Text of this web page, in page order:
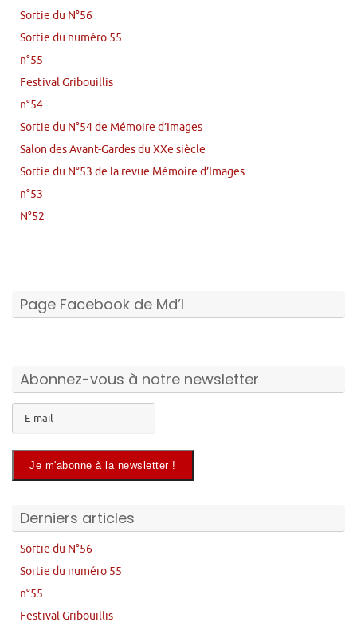
Sortie du N°56
Sortie du numéro 55
n°55
Festival Gribouillis
n°54
Sortie du N°54 de Mémoire d’Images
Salon des Avant-Gardes du XXe siècle
Sortie du N°53 de la revue Mémoire d’Images
n°53
N°52
Page Facebook de Md’I
Abonnez-vous à notre newsletter
Derniers articles
Sortie du N°56
Sortie du numéro 55
n°55
Festival Gribouillis